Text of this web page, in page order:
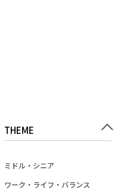
THEME
ミドル・シニア
ワーク・ライフ・バランス